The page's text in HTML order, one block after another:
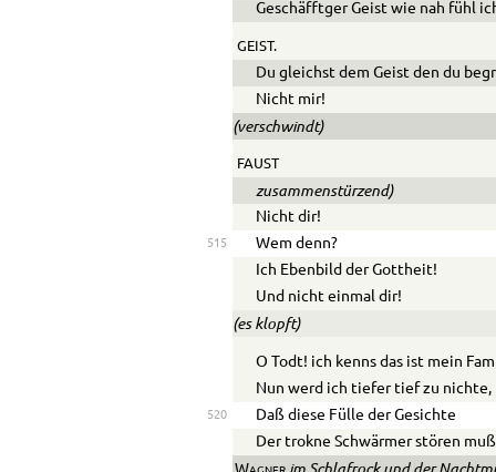
Geschäfftger Geist wie nah fühl
GEIST.
Du gleichst dem Geist den du
Nicht mir!
(verschwindt)
FAUST
zusammenstürzend)
Nicht dir!
515
Wem denn?
Ich Ebenbild der Gottheit!
Und nicht einmal dir!
(es klopft)
O Todt! ich kenns das ist mein
Nun werd ich tiefer tief zu nichte,
520
Daß diese Fülle der Gesichte
Der trokne Schwärmer stören